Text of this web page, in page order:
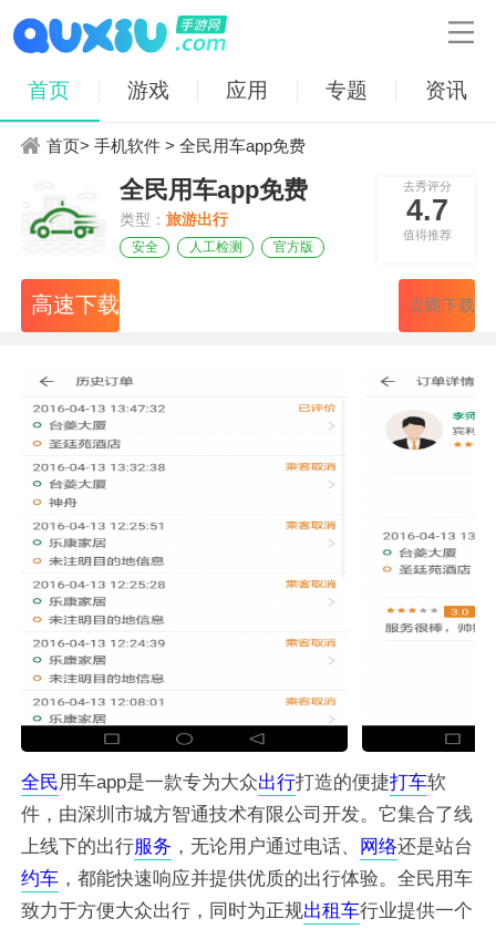

首页 游戏 应用 专题 资讯
首页>手机软件 > 全民用车app免费
全民用车app免费
类型：旅游出行
安全 人工检测 官方版
去秀评分
4.7
值得推荐
高速下载 立即下载
全民用车app是一款专为大众出行打造的便捷打车软
件，由深圳市城方智通技术有限公司开发。它集合了线
上线下的出行服务 ，无论用户通过电话、 网络还是站台
约车，都能快速响应并提供优质的出行体验。全民用车
致力于方便大众出行，同时为正规出租车行业提供一个